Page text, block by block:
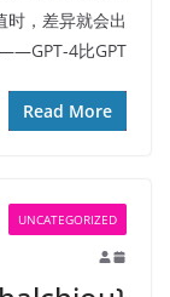
时，差异就会出
4比GPT-
Read More
UNCATEGORIZED